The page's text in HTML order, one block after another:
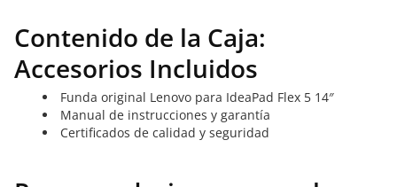
Contenido de la Caja:
Accesorios Incluidos
Funda original Lenovo para IdeaPad Flex 5 14″
Manual de instrucciones y garantía
Certificados de calidad y seguridad